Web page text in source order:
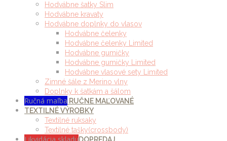
Hodvábne šatky Slim
Hodvábne kravaty
Hodvábne doplnky do vlasov
Hodvábne čelenky
Hodvábne čelenky Limited
Hodvábne gumičky
Hodvábne gumičky Limited
Hodvábne vlasové sety Limited
Zimné šále z Merino vlny
Doplnky k šatkám a šálom
Ručná maľba RUČNE MAĽOVANÉ
TEXTILNÉ VÝROBKY
Textilné ruksaky
Textilné tašky(crossbody)